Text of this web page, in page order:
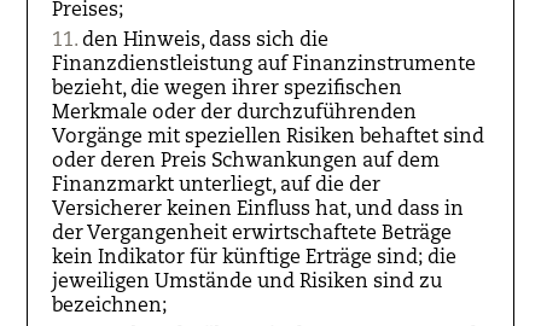
Preises;
den Hinweis, dass sich die
Finanzdienstleistung auf Finanzinstrumente
bezieht, die wegen ihrer spezifischen
Merkmale oder der durchzuführenden
Vorgänge mit speziellen Risiken behaftet sind
oder deren Preis Schwankungen auf dem
Finanzmarkt unterliegt, auf die der
Versicherer keinen Einfluss hat, und dass in
der Vergangenheit erwirtschaftete Beträge
kein Indikator für künftige Erträge sind; die
jeweiligen Umstände und Risiken sind zu
bezeichnen;